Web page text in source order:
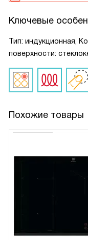
Ключевые
Тип: индукционная,
поверхности:
Похожие товары